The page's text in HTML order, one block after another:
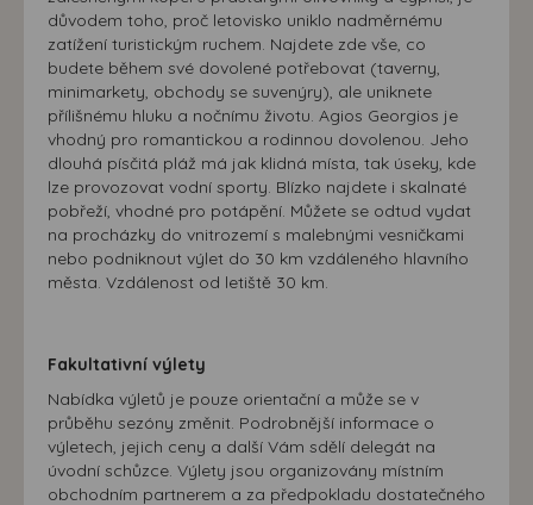
důvodem toho, proč letovisko uniklo nadměrnému
zatížení turistickým ruchem. Najdete zde vše, co
budete během své dovolené potřebovat (taverny,
minimarkety, obchody se suvenýry), ale uniknete
přílišnému hluku a nočnímu životu. Agios Georgios je
vhodný pro romantickou a rodinnou dovolenou. Jeho
dlouhá písčitá pláž má jak klidná místa, tak úseky, kde
lze provozovat vodní sporty. Blízko najdete i skalnaté
pobřeží, vhodné pro potápění. Můžete se odtud vydat
na procházky do vnitrozemí s malebnými vesničkami
nebo podniknout výlet do 30 km vzdáleného hlavního
města. Vzdálenost od letiště 30 km.
Fakultativní výlety
Nabídka výletů je pouze orientační a může se v
průběhu sezóny změnit. Podrobnější informace o
výletech, jejich ceny a další Vám sdělí delegát na
úvodní schůzce. Výlety jsou organizovány místním
obchodním partnerem a za předpokladu dostatečného